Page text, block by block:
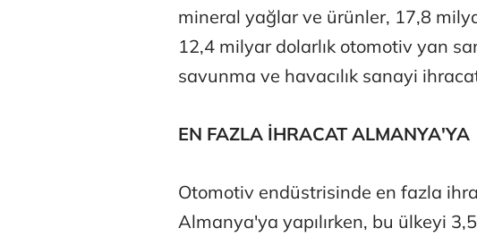
mineral yağlar ve ürünler, 17,8
12,4 milyar dolarlık otomotiv yan
savunma ve havacılık sanayi
EN FAZLA İHRACAT ALMANYA'YA
Otomotiv endüstrisinde en fazla
Almanya'ya yapılırken, bu ülkeyi